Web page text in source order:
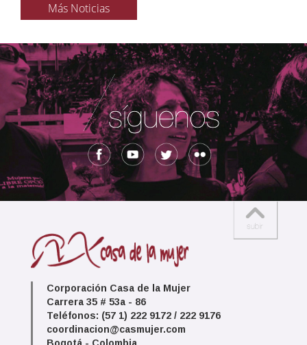
Más Noticias
Corporación Casa de la Mujer
Carrera 35 # 53a - 86
Teléfonos: (57 1) 222 9172 / 222 9176
coordinacion@casmujer.com